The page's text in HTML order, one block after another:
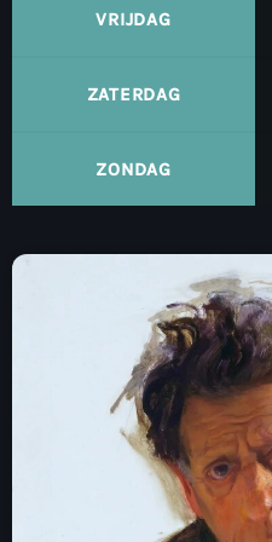
VRIJDAG
ZATERDAG
ZONDAG